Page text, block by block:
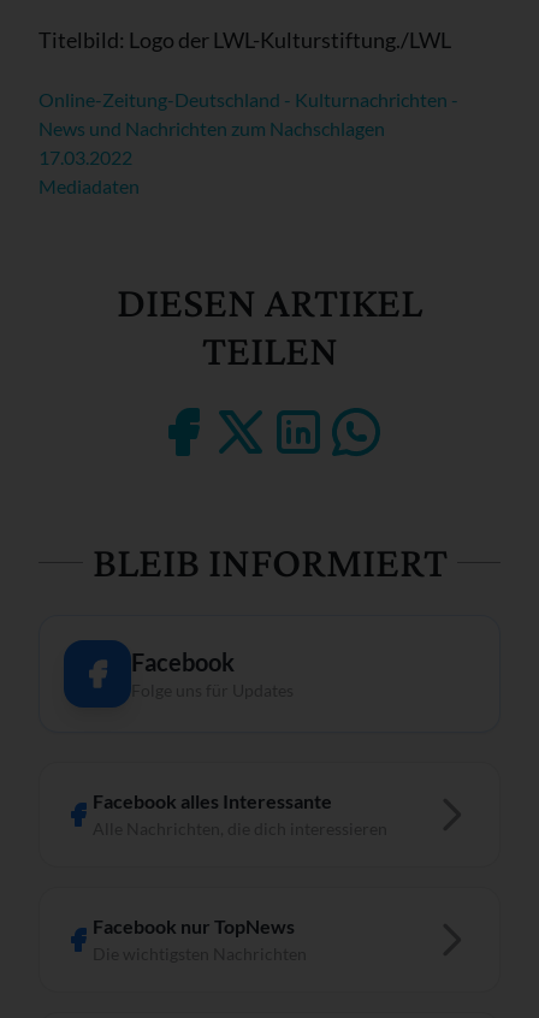
Titelbild: Logo der LWL-Kulturstiftung./LWL
Online-Zeitung-Deutschland - Kulturnachrichten -
News und Nachrichten zum Nachschlagen
17.03.2022
Mediadaten
DIESEN ARTIKEL
TEILEN
BLEIB INFORMIERT
Facebook
Facebook alles Interessante
Facebook nur TopNews